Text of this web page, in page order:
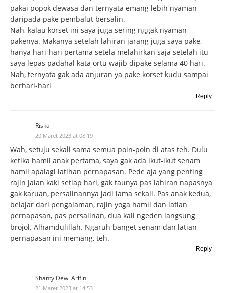
pakai popok dewasa dan ternyata emang lebih nyaman
daripada pake pembalut bersalin.
Nah, kalau korset ini saya juga sering nggak nyaman
pakenya. Makanya setelah lahiran jarang juga saya pake,
hanya hari-hari pertama setela melahirkan saja setelah itu
saya lepas padahal kata ortu wajib dipake selama 40 hari.
Nah, ternyata gak ada anjuran ya pake korset kudu sampai
berhari-hari
Reply
Riska
20 Maret 2023 at 08:19
Wah, setuju sekali sama semua poin-poin di atas teh. Dulu
ketika hamil anak pertama, saya gak ada ikut-ikut senam
hamil apalagi latihan pernapasan. Pede aja yang penting
rajin jalan kaki setiap hari, gak taunya pas lahiran napasnya
gak karuan, persalinannya jadi lama sekali. Pas anak kedua,
belajar dari pengalaman, rajin yoga hamil dan latian
pernapasan, pas persalinan, dua kali ngeden langsung
brojol. Alhamdulillah. Ngaruh banget senam dan latian
pernapasan ini memang, teh.
Reply
Shanty Dewi Arifin
21 Maret 2023 at 14:53